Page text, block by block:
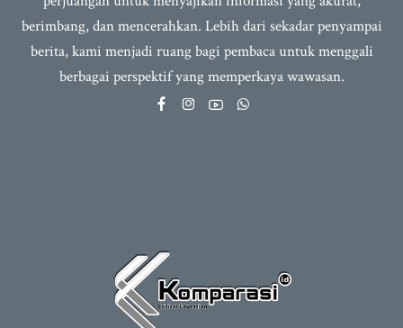
berimbang, dan mencerahkan. Lebih dari sekadar penyampai
berita, kami menjadi ruang bagi pembaca untuk menggali
berbagai perspektif yang memperkaya wawasan.